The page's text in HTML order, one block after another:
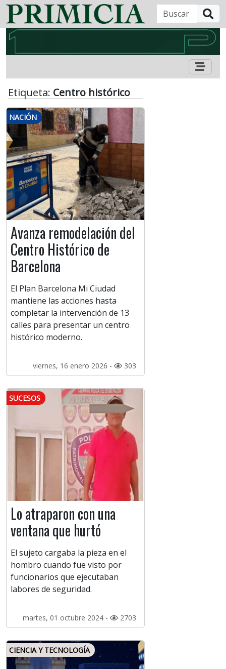
Etiqueta: Centro histórico
NACIÓN
Avanza remodelación del
Centro Histórico de
Barcelona
El Plan Barcelona Mi Ciudad
mantiene las acciones hasta
completar la intervención de 13
calles para presentar un centro
histórico moderno.
viernes, 16 enero 2026 - 303
SUCESOS
Lo atraparon con una
ventana que hurtó
El sujeto cargaba la pieza en el
hombro cuando fue visto por
funcionarios que ejecutaban
labores de seguridad.
martes, 01 octubre 2024 - 2703
CIENCIA Y TECNOLOGÍA